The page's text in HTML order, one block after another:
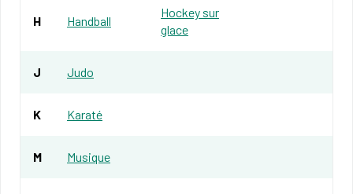
H Handball
Hockey sur
glace
J Judo
K Karaté
M Musique